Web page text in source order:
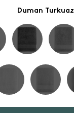
Duman Turkuaz